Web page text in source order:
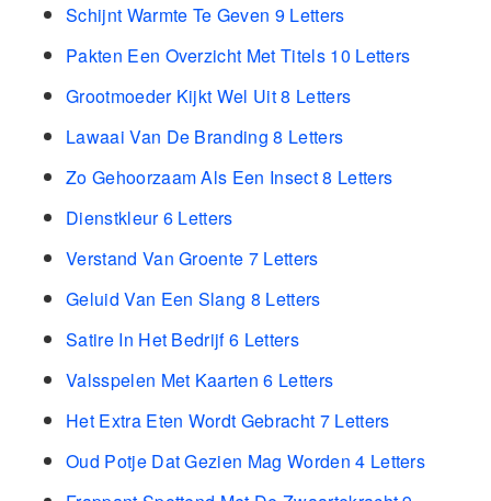
Schijnt Warmte Te Geven 9 Letters
Pakten Een Overzicht Met Titels 10 Letters
Grootmoeder Kijkt Wel Uit 8 Letters
Lawaai Van De Branding 8 Letters
Zo Gehoorzaam Als Een Insect 8 Letters
Dienstkleur 6 Letters
Verstand Van Groente 7 Letters
Geluid Van Een Slang 8 Letters
Satire In Het Bedrijf 6 Letters
Valsspelen Met Kaarten 6 Letters
Het Extra Eten Wordt Gebracht 7 Letters
Oud Potje Dat Gezien Mag Worden 4 Letters